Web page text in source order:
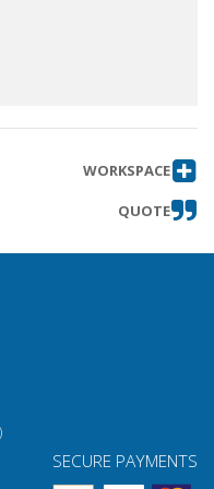
uno
Get article
Get article
:
WORKSPACE
QUOTE
SECURE PAYMENTS